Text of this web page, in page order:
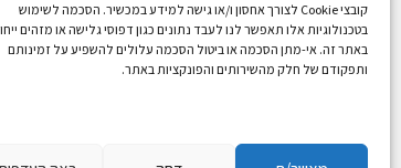
קובצי Cookie לצורך אחסון ו/או גישה למידע במכשיר. הסכמה לשימוש
בטכנולוגיות אלו תאפשר לנו לעבד נתונים כגון דפוסי גלישה או מזהים
באתר זה. אי-מתן הסכמה או ביטול הסכמה עלולים להשפיע על זמינותם
ותפקודם של חלק מהשירותים והפונקציות באתר.